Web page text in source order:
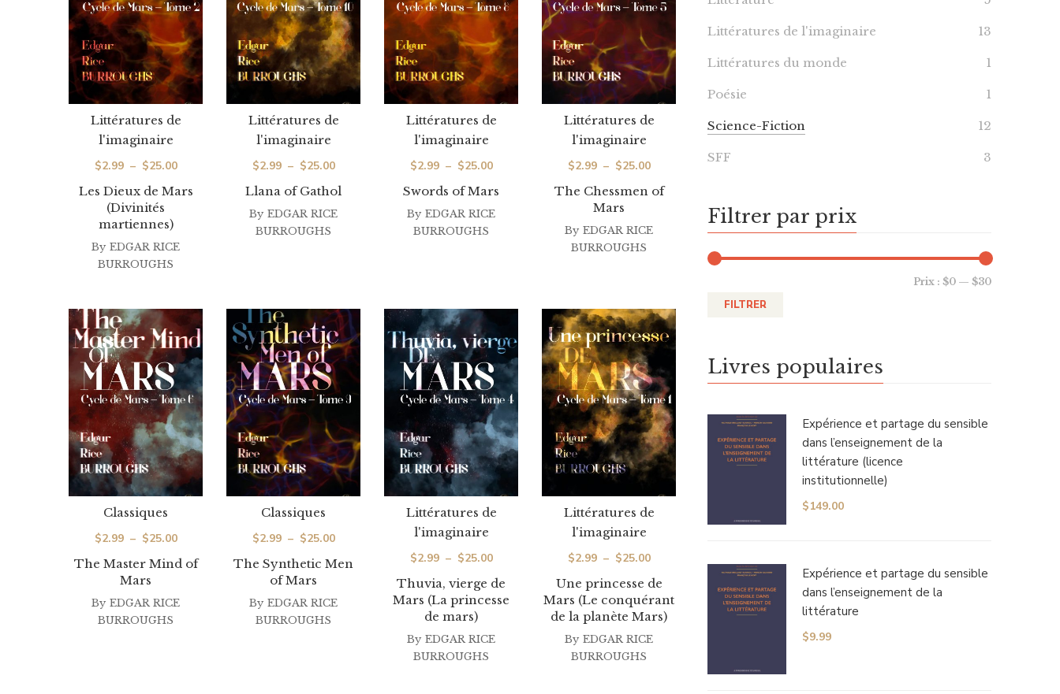
Les Dieux de Mars
(Divinités
martiennes)
Littératures de
l'imaginaire
$2.99 – $25.00Plage
de
à
By EDGAR RICE
BURROUGHS
Llana of Gathol
Littératures de
l'imaginaire
$2.99 – $25.00Plage
de
prix :
By EDGAR RICE
BURROUGHS
Swords of Mars
Littératures de
l'imaginaire
$2.99 – $25.00Plage
de
prix :
By EDGAR RICE
BURROUGHS
The Chessmen of
Mars
Littératures de
l'imaginaire
$2.99 – $25.00Plage
de
$2.99
By EDGAR RICE
BURROUGHS
The Master Mind of
Mars
Classiques
$2.99 – $25.00Plage
de
$2.99
By EDGAR RICE
BURROUGHS
The Synthetic Men
of Mars
Classiques
$2.99 – $25.00Plage
de
$2.99
By EDGAR RICE
BURROUGHS
Thuvia, vierge de
Mars (La princesse
de mars)
Littératures de
l'imaginaire
$2.99 – $25.00Plage
de
prix :
à
By EDGAR RICE
BURROUGHS
Une princesse de
Mars (Le conquérant
de la planète Mars)
Littératures de
l'imaginaire
$2.99 – $25.00Plage
de
prix :
$2.99
à
By EDGAR RICE
BURROUGHS
Littératures de l'imaginaire 13
Littératures du monde 1
Poésie 1
Science-Fiction 12
SFF 3
Filtrer par prix
FILTRER
Prix : $0— $30
Livres populaires
Expérience et partage du sensible
dans l’enseignement de la
littérature (licence
institutionnelle)
$149.00
Expérience et partage du sensible
dans l’enseignement de la
littérature
$9.99